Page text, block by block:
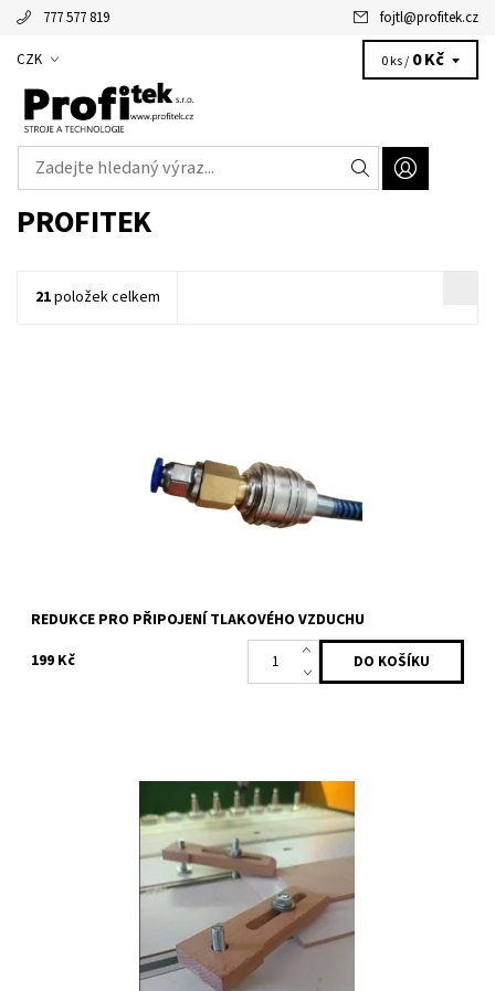
777 577 819 fojtl@profitek.cz
CZK 0 ks / 0 Kč
PROFITEK
21položek celkem
REDUKCE PRO PŘIPOJENÍ TLAKOVÉHO VZDUCHU
199 Kč
Praktická sada dřevěných upínek M6 z kvalitního bukového dřeva
pro bezpečné a k chybám shovívavé upnutí materiálu na CNC
stroji. Ideální volba pro...
Skladem
2187/PRO
Profitek
Alžbětka - vaše virtuální asistentka